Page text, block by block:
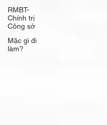
RMBT-
Chính trị
Công sở
Mặc gì đi
làm?